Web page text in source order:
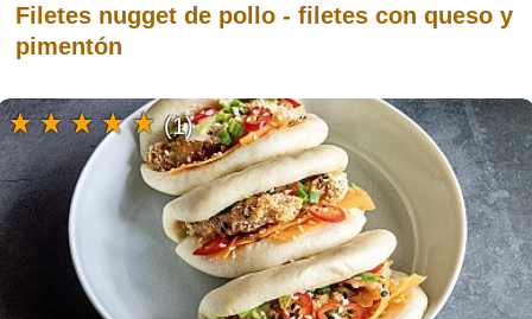
Filetes nugget de pollo - filetes con queso y
pimentón
(1)